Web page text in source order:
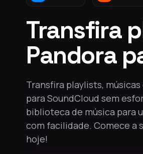
Transfira
Pandora
Transfira playlists,
para SoundCloud sem
biblioteca de música para
com facilidade. Comece a
hoje!